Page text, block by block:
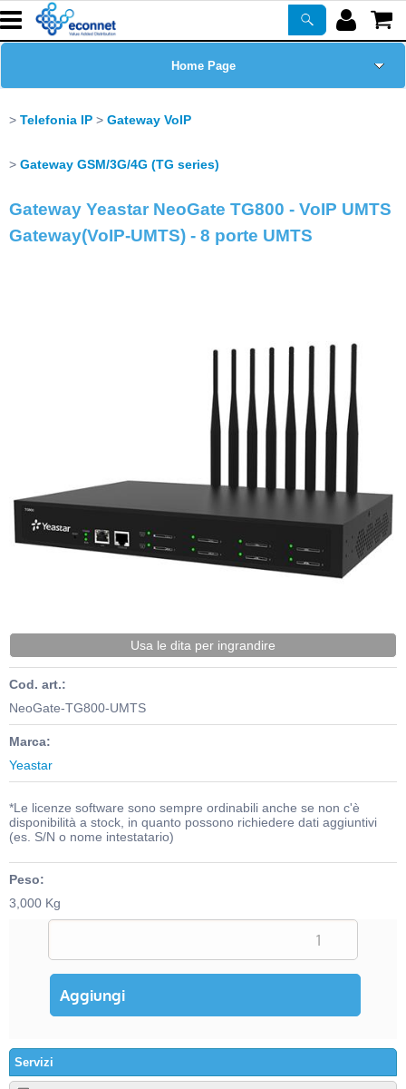
Home Page
Prodotti
Corsi
Newsletter
PROMO ATTIVE
Telefonia IP Gateway VoIP
Gateway GSM/3G/4G (TG series)
Gateway Yeastar NeoGate TG800 - VoIP UMTS
Gateway(VoIP-UMTS) - 8 porte UMTS
Usa le dita per ingrandire
Cod. art.:
NeoGate-TG800-UMTS
Marca:
Yeastar
*Le licenze software sono sempre ordinabili anche se non c'è
disponibilità a stock, in quanto possono richiedere dati aggiuntivi
(es. S/N o nome intestatario)
Peso:
3,000 Kg
Servizi